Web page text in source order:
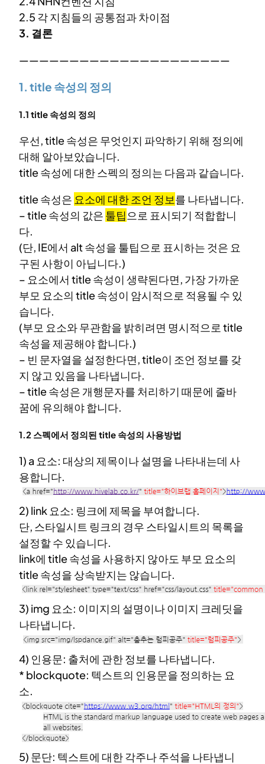
2.5 각 지침들의 공통점과 차이점
3. 결론
—————————————————————
1. title 속성의 정의
1.1 title 속성의 정의
우선, title 속성은 무엇인지 파악하기 위해 정의에
대해 알아보았습니다.
title 속성에 대한 스펙의 정의는 다음과 같습니다.
title 속성은 요소에 대한 조언 정보를 나타냅니다.
– title 속성의 값은 툴팁 으로 표시되기 적합합니
다.
(단, IE에서 alt 속성을 툴팁으로 표시하는 것은 요
구된 사항이 아닙니다.)
– 요소에서 title 속성이 생략된다면, 가장 가까운
부모 요소의 title 속성이 암시적으로 적용될 수 있
습니다.
(부모 요소와 무관함을 밝히려면 명시적으로 title
속성을 제공해야 합니다.)
– 빈 문자열을 설정한다면, title이 조언 정보를 갖
지 않고 있음을 나타냅니다.
– title 속성은 개행문자를 처리하기 때문에 줄바
꿈에 유의해야 합니다.
1.2 스펙에서 정의된 title 속성의 사용방법
1) a 요소: 대상의 제목이나 설명을 나타내는데 사
용합니다.
2) link 요소: 링크에 제목을 부여합니다.
단, 스타일시트 링크의 경우 스타일시트의 목록을
설정할 수 있습니다.
link에 title 속성을 사용하지 않아도 부모 요소의
title 속성을 상속받지는 않습니다.
3) img 요소: 이미지의 설명이나 이미지 크레딧을
나타냅니다.
4) 인용문: 출처에 관한 정보를 나타냅니다.
* blockquote: 텍스트의 인용문을 정의하는 요
소.
5) 문단: 텍스트에 대한 각주나 주석을 나타냅니